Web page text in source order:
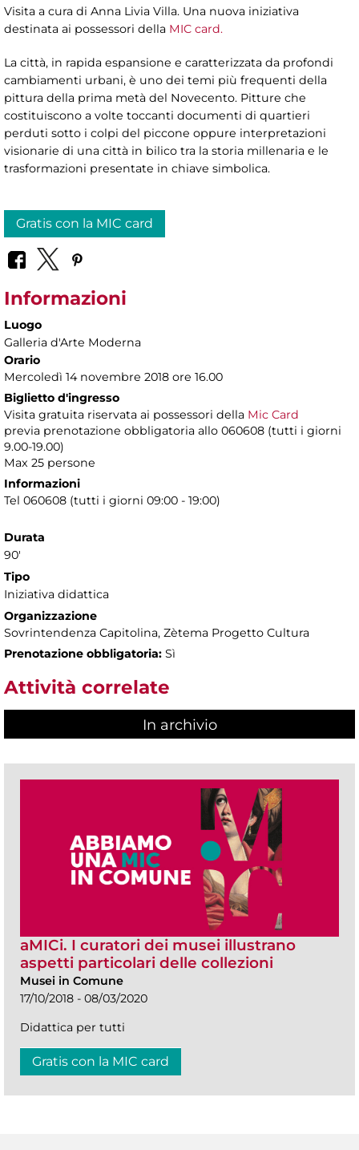
Visita a cura di Anna Livia Villa. Una nuova iniziativa
destinata ai possessori della MIC card.
La città, in rapida espansione e caratterizzata da profondi
cambiamenti urbani, è uno dei temi più frequenti della
pittura della prima metà del Novecento. Pitture che
costituiscono a volte toccanti documenti di quartieri
perduti sotto i colpi del piccone oppure interpretazioni
visionarie di una città in bilico tra la storia millenaria e le
trasformazioni presentate in chiave simbolica.
Gratis con la MIC card
Informazioni
Luogo
Galleria d'Arte Moderna
Orario
Mercoledì 14 novembre 2018 ore 16.00
Biglietto d'ingresso
Visita gratuita riservata ai possessori della Mic Card
previa prenotazione obbligatoria allo 060608 (tutti i giorni
9.00-19.00)
Max 25 persone
Informazioni
Tel 060608 (tutti i giorni 09:00 - 19:00)
Durata
90'
Tipo
Iniziativa didattica
Organizzazione
Sovrintendenza Capitolina, Zètema Progetto Cultura
Prenotazione obbligatoria: Sì
Attività correlate
In archivio
aMICi. I curatori dei musei illustrano
aspetti particolari delle collezioni
Musei in Comune
17/10/2018 - 08/03/2020
Didattica per tutti
Gratis con la MIC card